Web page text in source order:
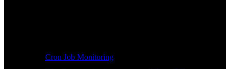
Cron Job Monitoring